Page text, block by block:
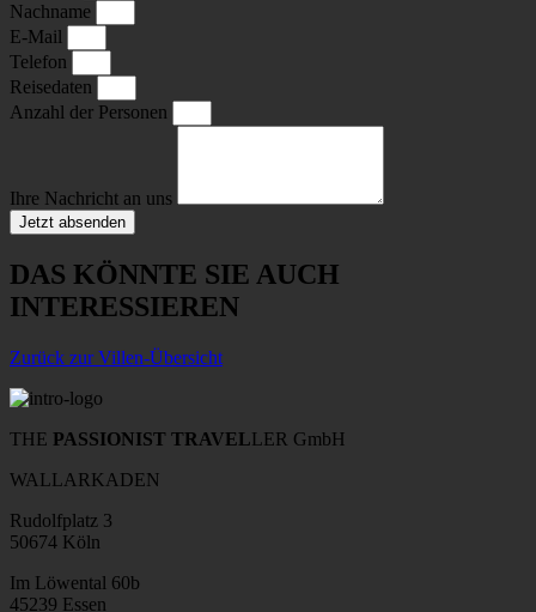
Nachname
E-Mail
Telefon
Reisedaten
Anzahl der Personen
Ihre Nachricht an uns
Jetzt absenden
DAS KÖNNTE SIE AUCH
INTERESSIEREN
Zurück zur Villen-Übersicht
THE PASSIONIST TRAVELLER GmbH
WALLARKADEN
Rudolfplatz 3
50674 Köln
Im Löwental 60b
45239 Essen